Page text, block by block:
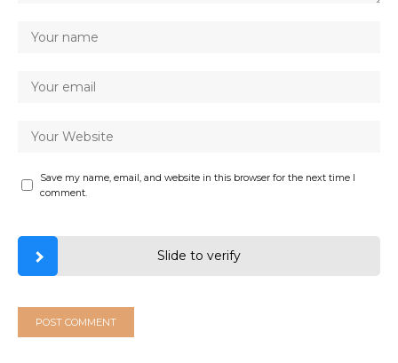
Save my name, email, and website in this browser for the next time I
comment.
Slide to verify